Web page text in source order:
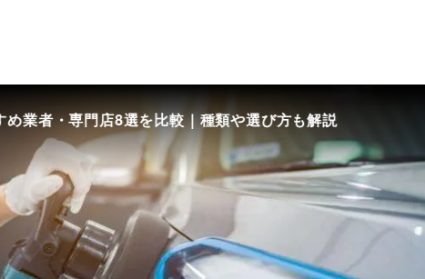
め業者・専門店8選を比較｜種類や選び方も解説